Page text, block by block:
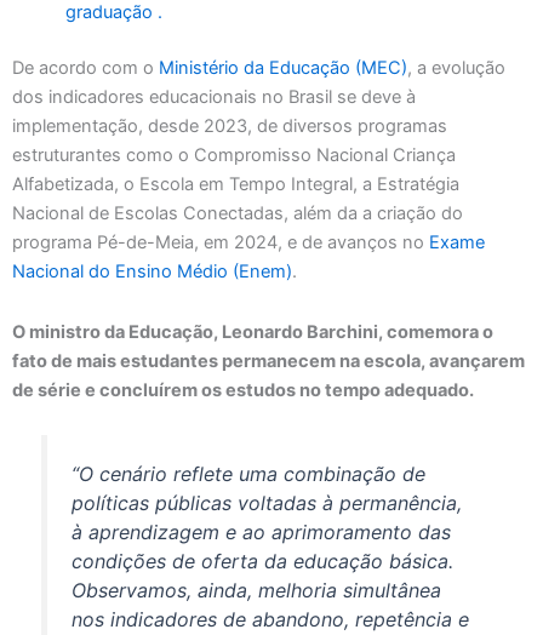
graduação .
De acordo com o Ministério da Educação (MEC), a evolução
dos indicadores educacionais no Brasil se deve à
implementação, desde 2023, de diversos programas
estruturantes como o Compromisso Nacional Criança
Alfabetizada, o Escola em Tempo Integral, a Estratégia
Nacional de Escolas Conectadas, além da a criação do
programa Pé-de-Meia, em 2024, e de avanços no Exame
Nacional do Ensino Médio (Enem).
O ministro da Educação, Leonardo Barchini, comemora o
fato de mais estudantes permanecem na escola, avançarem
de série e concluírem os estudos no tempo adequado.
“O cenário reflete uma combinação de
políticas públicas voltadas à permanência,
à aprendizagem e ao aprimoramento das
condições de oferta da educação básica.
Observamos, ainda, melhoria simultânea
nos indicadores de abandono, repetência e